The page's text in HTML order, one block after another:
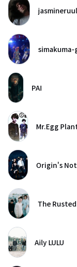
PAI
Mr.Egg
Origin's
The
Aily LULU